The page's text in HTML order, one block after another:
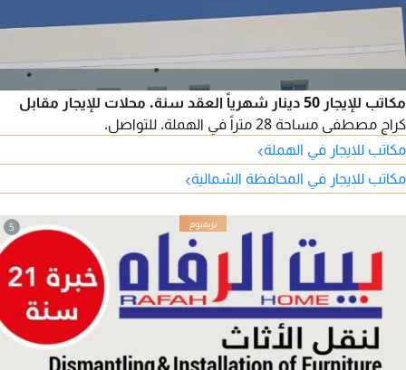
مكاتب للإيجار 50 دينار شهرياً العقد سنة. محلات للإيجار مقابل
كراج مصطفى مساحة 28 متراً في الهملة. للتواصل.
مكاتب للايجار في الهملة›
مكاتب للايجار في المحافظة الشمالية›
5